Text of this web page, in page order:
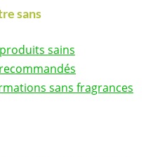
sans
sains
sans fragrances